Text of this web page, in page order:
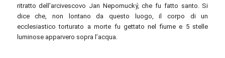
ritratto dell’arcivescovo Jan Nepomucký, che fu fatto santo. Si
dice che, non lontano da questo luogo, il corpo di un
ecclesiastico torturato a morte fu gettato nel fiume e 5 stelle
luminose apparvero sopra l’acqua.